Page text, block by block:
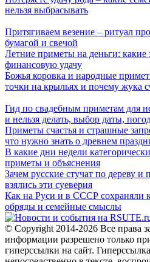
нельзя выбрасывать
Притягиваем везение – ритуал
бумагой и свечой
Летние приметы на деньги: какие
финансовую удачу
Божья коровка и народные
точки на крыльях и почему жука
Гид по свадебным приметам для
и нельзя делать, выбор даты,
Приметы счастья и страшные
что нужно знать о древнем
В какие дни недели
приметы и объяснения
Зачем русские стучат по дереву и
взялись эти суеверия
Как на Руси и в СССР сохраняли
обряды и семейные смыслы
© Copyright 2014-2026 Все права
информации разрешено только
гиперссылки на сайт.